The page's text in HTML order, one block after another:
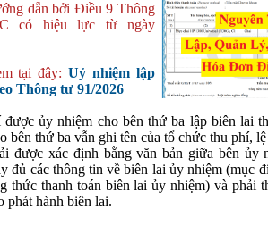
dẫn bởi Điều 9 Thông
có hiệu lực từ ngày
tại đây: Uỷ nhiệm lập
Thông tư 91/2026
ủy nhiệm cho bên thứ ba lập biên lai
bên thứ ba vẫn ghi tên của tổ chức thu phí,
được xác định bằng văn bản giữa bên ủy
đủ các thông tin về biên lai ủy nhiệm (mục
thức thanh toán biên lai ủy nhiệm) và phải
phát hành biên lai.